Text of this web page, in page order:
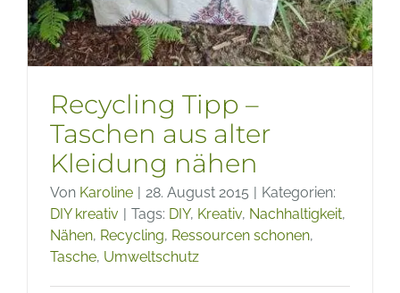
Recycling Tipp –
Taschen aus alter
Kleidung nähen
Von Karoline 28. August 2015
Kategorien:
DIY kreativ
Tags: DIY, Kreativ, Nachhaltigkeit,
Nähen, Recycling, Ressourcen schonen,
Tasche, Umweltschutz